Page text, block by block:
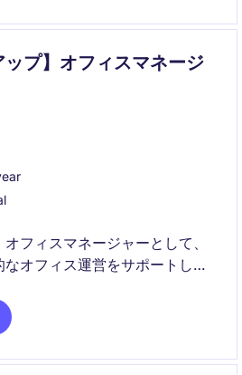
ップ】オフィスマネージ
フィスマネージャーとして、
オフィス運営をサポートし、
での経験を活かし、社内外の調
役割を担います。